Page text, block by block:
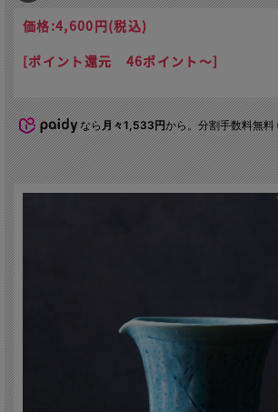
価格:4,600円(税込)
[ポイント還元 46ポイント～]
なら月々1,533円から。分割手数料無料